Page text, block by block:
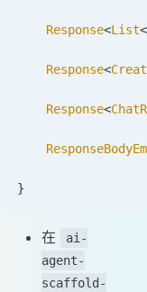
    Response
<List<
    Response
<
    Response
<
}
在
ai-
agent-
scaffold-